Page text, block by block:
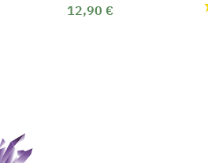
12,90 €